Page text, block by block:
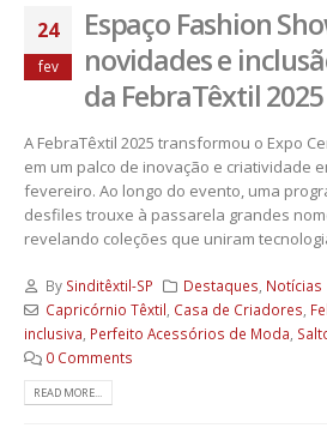
24
fev
Espaço Fashion
novidades e
da FebraTêxtil 2025
A FebraTêxtil 2025 transformou o Expo
em um palco de inovação e criatividade
fevereiro. Ao longo do evento, uma
desfiles trouxe à passarela grandes
revelando coleções que uniram
By Sinditêxtil-SP Destaques Notícias
Capricórnio Têxtil Casa de Criadores
inclusiva Perfeito Acessórios de Moda
0 Comments
READ MORE...